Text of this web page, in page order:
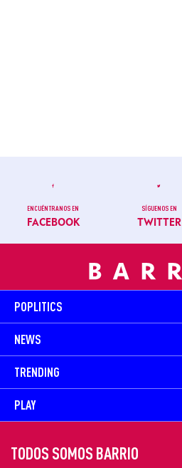
ENCUÉNTRANOS EN
FACEBOOK
SÍGUENOS EN
TWITTER
POPLITICS
NEWS
TRENDING
PLAY
TODOS SOMOS BARRIO